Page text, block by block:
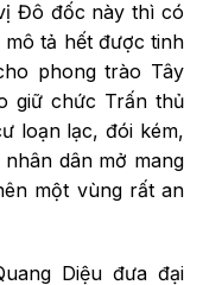
Đô đốc này thì có
tả hết được tinh
phong trào Tây
giữ chức Trấn thủ
loạn lạc, đói kém,
dân mở mang
một vùng rất an
Diệu đưa đại